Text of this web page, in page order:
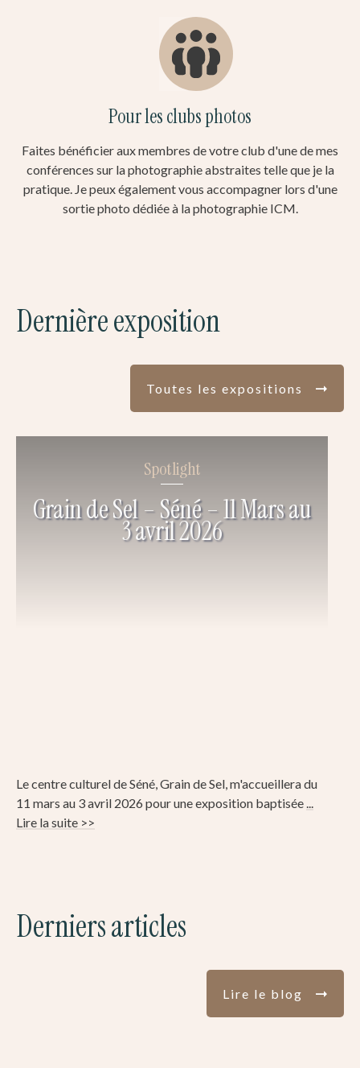
Pour les clubs photos
Faites bénéficier aux membres de votre club d'une de mes
conférences sur la photographie abstraites telle que je la
pratique. Je peux également vous accompagner lors d'une
sortie photo dédiée à la photographie ICM.
Dernière exposition
Toutes les expositions
Spotlight
Grain de Sel – Séné – 11 Mars au
3 avril 2026
Le centre culturel de Séné, Grain de Sel, m'accueillera du
11 mars au 3 avril 2026 pour une exposition baptisée...
Lire la suite >>
Derniers articles
Lire le blog